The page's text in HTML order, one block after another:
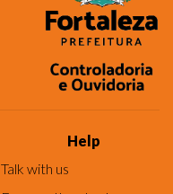
Help
Talk with us